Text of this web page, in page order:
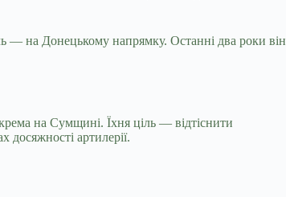
— на Донецькому напрямку. Останні два роки він
на Сумщині. Їхня ціль — відтіснити
досяжності артилерії.